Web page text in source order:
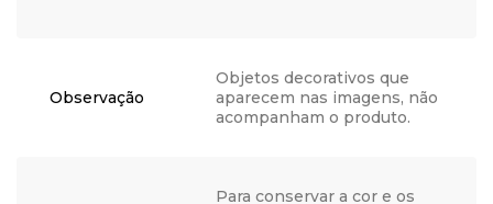
Observação
Objetos decorativos que
aparecem nas imagens, não
acompanham o produto.
Para conservar a cor e os